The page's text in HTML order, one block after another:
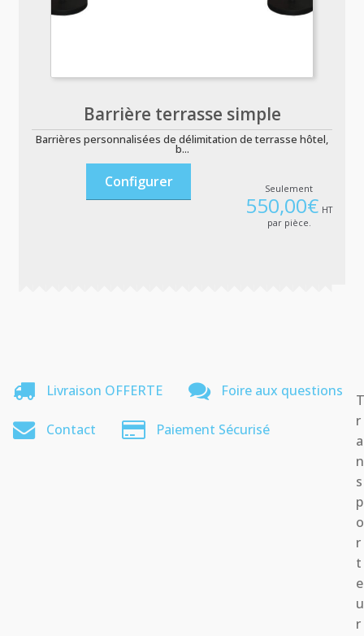
Barrière terrasse simple
Barrières personnalisées de délimitation de terrasse hôtel,
b...
Seulement
550,00€ HT
par pièce.
Configurer
Livraison OFFERTE Foire aux questions
Contact Paiement Sécurisé
r
a
n
s
p
o
r
t
e
u
r